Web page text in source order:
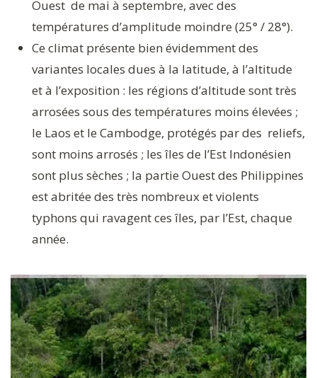
Ouest de mai à septembre, avec des
températures d’amplitude moindre (25° / 28°).
Ce climat présente bien évidemment des
variantes locales dues à la latitude, à l’altitude
et à l’exposition : les régions d’altitude sont très
arrosées sous des températures moins élevées ;
le Laos et le Cambodge, protégés par des reliefs,
sont moins arrosés ; les îles de l’Est Indonésien
sont plus sèches ; la partie Ouest des Philippines
est abritée des très nombreux et violents
typhons qui ravagent ces îles, par l’Est, chaque
année.